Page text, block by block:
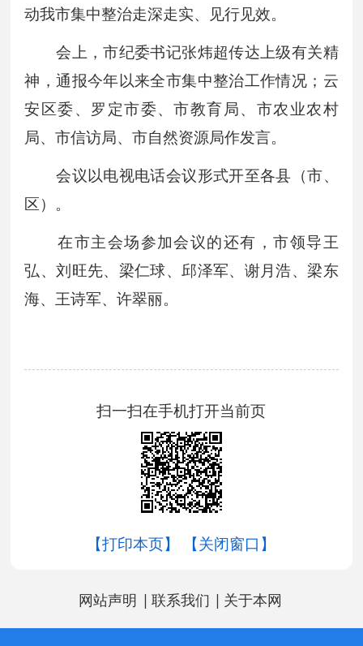
动我市集中整治走深走实、见行见效。
会上，市纪委书记张炜超传达上级有关精
神，通报今年以来全市集中整治工作情况；云
安区委、罗定市委、市教育局、市农业农村
局、市信访局、市自然资源局作发言。
会议以电视电话会议形式开至各县（市、
区）。
在市主会场参加会议的还有，市领导王
弘、刘旺先、梁仁球、邱泽军、谢月浩、梁东
海、王诗军、许翠丽。
扫一扫在手机打开当前页
【打印本页】 【关闭窗口】
网站声明 | 联系我们 | 关于本网